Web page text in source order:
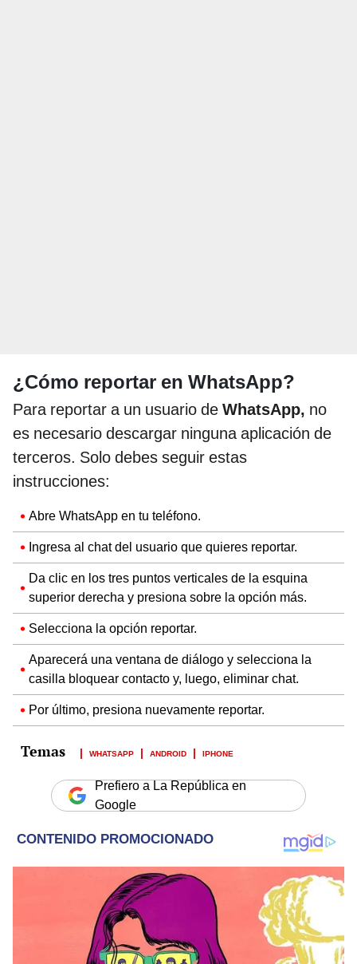
¿Cómo reportar en WhatsApp?
Para reportar a un usuario de WhatsApp, no
es necesario descargar ninguna aplicación de
terceros. Solo debes seguir estas
instrucciones:
Abre WhatsApp en tu teléfono.
Ingresa al chat del usuario que quieres reportar.
Da clic en los tres puntos verticales de la esquina
superior derecha y presiona sobre la opción más.
Selecciona la opción reportar.
Aparecerá una ventana de diálogo y selecciona la
casilla bloquear contacto y, luego, eliminar chat.
Por último, presiona nuevamente reportar.
WHATSAPP ANDROID IPHONE
Prefiero a La República en
Google